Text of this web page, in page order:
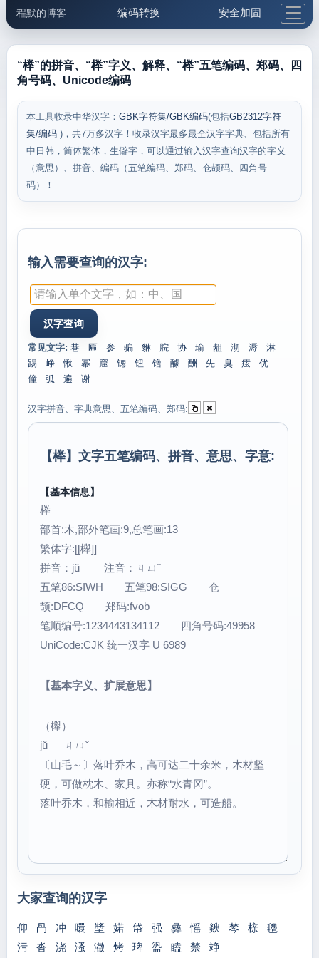
程默的博客 编码转换 安全加固
邮件工具 生活便民 更多工具
“榉”的拼音、“榉”字义、解释、“榉”五笔编码、郑码、四
角号码、Unicode编码
本工具收录中华汉字： GBK字符集/GBK编码(包括GB2312字符
集/编码 )，共7万多汉字！收录汉字最多最全汉字字典、包括所有
中日韩，简体繁体，生僻字，可以通过输入汉字查询汉字的字义
（意思）、拼音、编码（五笔编码、郑码、仓颉码、四角号
码）！
输入需要查询的汉字:
常见文字: 巷 匾 参 骗 貅 脘 协 瑜 龃 沏 溽
淋
踢
峥 愀 幂 窟 锶 钮 镥 醵 酬 先 臭 痃
优
僮
弧 遍 谢
汉字拼音、字典意思、五笔编码、郑码:
【榉】文字五笔编码、拼音、意思、字意:
【基本信息】
榉
部首:木,部外笔画:9,总笔画:13
繁体字:[[櫸]]
拼音：jǔ 注音：ㄐㄩˇ
五笔86:SIWH 五笔98:SIGG 仓
颉:DFCQ 郑码:fvob
笔顺编号:1234443134112 四角号码:49958
UniCode:CJK 统一汉字 U 6989
【基本字义、扩展意思】
（櫸）
jǔ ㄐㄩˇ
〔山毛～〕落叶乔木，高可达二十余米，木材坚
硬，可做枕木、家具。亦称“水青冈”。
落叶乔木，和榆相近，木材耐水，可造船。
大家查询的汉字
仰 冎 冲 噮 墏 婼 帒 强 彝 愮 斔 棽 榇
氌
污
沓 浇 溞 瀓 烤 琕 盕 瞌 禁 竫